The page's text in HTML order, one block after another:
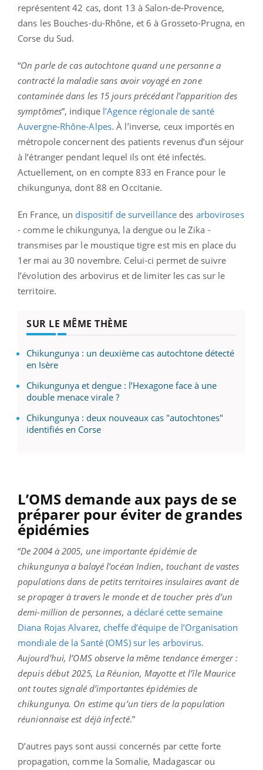
représentent 42 cas, dont 13 à Salon-de-Provence,
dans les Bouches-du-Rhône, et 6 à Grosseto-Prugna, en
Corse du Sud.
“On parle de cas autochtone quand une personne a
contracté la maladie sans avoir voyagé en zone
contaminée dans les 15 jours précédant l’apparition des
symptômes”, indique l’Agence régionale de santé
Auvergne-Rhône-Alpes. À l’inverse, ceux importés en
métropole concernent des patients revenus d’un séjour
à l’étranger pendant lequel ils ont été infectés.
Actuellement, on en compte 833 en France pour le
chikungunya, dont 88 en Occitanie.
En France, un dispositif de surveillance des arboviroses
- comme le chikungunya, la dengue ou le Zika -
transmises par le moustique tigre est mis en place du
1er mai au 30 novembre. Celui-ci permet de suivre
l’évolution des arbovirus et de limiter les cas sur le
territoire.
SUR LE MÊME THÈME
Chikungunya : un deuxième cas autochtone détecté
en Isère
Chikungunya et dengue : l’Hexagone face à une
double menace virale ?
Chikungunya : deux nouveaux cas "autochtones"
identifiés en Corse
L’OMS demande aux pays de se
préparer pour éviter de grandes
épidémies
“De 2004 à 2005, une importante épidémie de
chikungunya a balayé l’océan Indien, touchant de vastes
populations dans de petits territoires insulaires avant de
se propager à travers le monde et de toucher près d’un
demi-million de personnes, a déclaré cette semaine
Diana Rojas Alvarez, cheffe d’équipe de l’Organisation
mondiale de la Santé (OMS) sur les arbovirus.
Aujourd’hui, l’OMS observe la même tendance émerger :
depuis début 2025, La Réunion, Mayotte et l’île Maurice
ont toutes signalé d’importantes épidémies de
chikungunya. On estime qu’un tiers de la population
réunionnaise est déjà infecté.”
D’autres pays sont aussi concernés par cette forte
propagation, comme la Somalie, Madagascar ou